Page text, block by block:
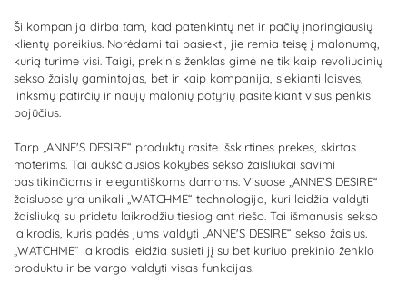
Ši kompanija dirba tam, kad patenkintų net ir pačių įnoringiausių
klientų poreikius. Norėdami tai pasiekti, jie remia teisę į malonumą,
kurią turime visi. Taigi, prekinis ženklas gimė ne tik kaip revoliucinių
sekso žaislų gamintojas, bet ir kaip kompanija, siekianti laisvės,
linksmų patirčių ir naujų malonių potyrių pasitelkiant visus penkis
pojūčius.
Tarp „ANNE'S DESIRE“ produktų rasite išskirtines prekes, skirtas
moterims. Tai aukščiausios kokybės sekso žaisliukai savimi
pasitikinčioms ir elegantiškoms damoms. Visuose „ANNE'S DESIRE“
žaisluose yra unikali „WATCHME“ technologija, kuri leidžia valdyti
žaisliuką su pridėtu laikrodžiu tiesiog ant riešo. Tai išmanusis sekso
laikrodis, kuris padės jums valdyti „ANNE'S DESIRE“ sekso žaislus.
„WATCHME“ laikrodis leidžia susieti jį su bet kuriuo prekinio ženklo
produktu ir be vargo valdyti visas funkcijas.